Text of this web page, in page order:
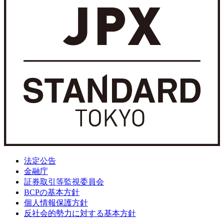
法定公告
金融庁
証券取引等監視委員会
BCPの基本方針
個人情報保護方針
反社会的勢力に対する基本方針